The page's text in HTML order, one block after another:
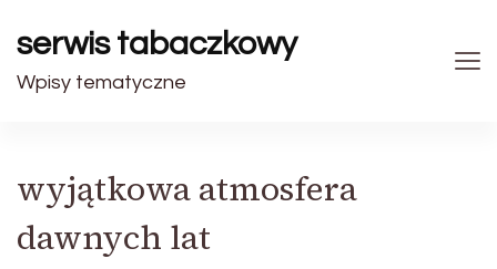
serwis tabaczkowy
Wpisy tematyczne
wyjątkowa atmosfera
dawnych lat